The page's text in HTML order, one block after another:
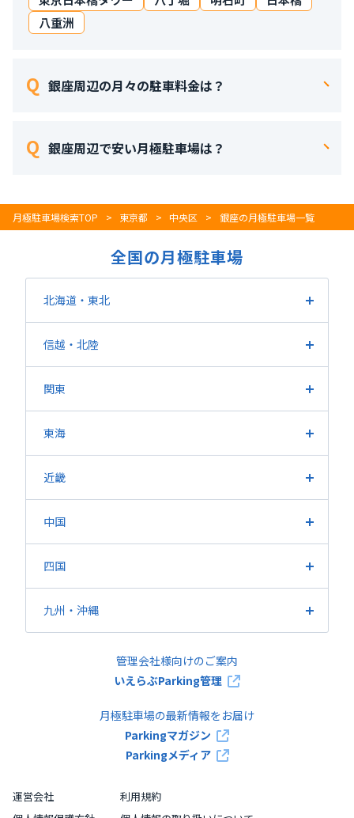
八重洲
銀座周辺の月々の駐車料金は？
す。 平均賃料は39,171円で、 施設数は241施設です。
銀座周辺で安い月極駐車場は？
ある「募集する」になります。
銀座周辺で最も高い駐車場は東京都中央区銀座７－１１
銀座７－１１月極駐車場」になります。
月極駐車場検索TOP 東京都 中央区 銀座の月極駐車場一覧
全国の月極駐車場
北海道・東北
北海道 宮城県
信越 ・北陸
長野県
関東
東京都
東海
愛知県
近畿
大阪府
中国
四国
香川県 愛媛県
九州・沖縄
管理会社様向けのご案内
いえらぶParking管理
月極駐車場の最新情報をお届け
Parkingマガジン
Parkingメディア
運営会社
利用規約